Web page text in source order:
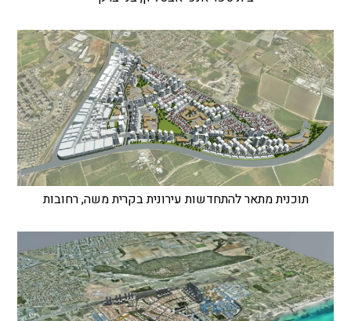
תוכנית מתאר להתחדשות עירונית בקרית משה, רחובות